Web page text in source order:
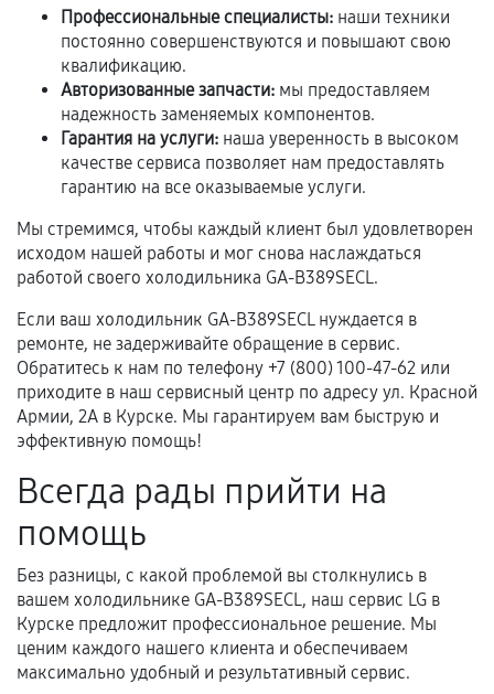
продавца. За качество сторонних деталей
сервисный центр ответственности не несет.
Профессиональные специалисты: наши техники
постоянно совершенствуются и повышают свою
квалификацию.
Авторизованные запчасти: мы предоставляем
надежность заменяемых компонентов.
Гарантия на услуги: наша уверенность в высоком
качестве сервиса позволяет нам предоставлять
гарантию на все оказываемые услуги.
Мы стремимся, чтобы каждый клиент был удовлетворен
исходом нашей работы и мог снова наслаждаться
работой своего холодильника GA-B389SECL.
Если ваш холодильник GA-B389SECL нуждается в
ремонте, не задерживайте обращение в сервис.
Обратитесь к нам по телефону +7 (800) 100-47-62 или
приходите в наш сервисный центр по адресу ул. Красной
Армии, 2А в Курске. Мы гарантируем вам быструю и
эффективную помощь!
Всегда рады прийти на
помощь
Без разницы, с какой проблемой вы столкнулись в
вашем холодильнике GA-B389SECL, наш сервис LG в
Курске предложит профессиональное решение. Мы
ценим каждого нашего клиента и обеспечиваем
максимально удобный и результативный сервис.